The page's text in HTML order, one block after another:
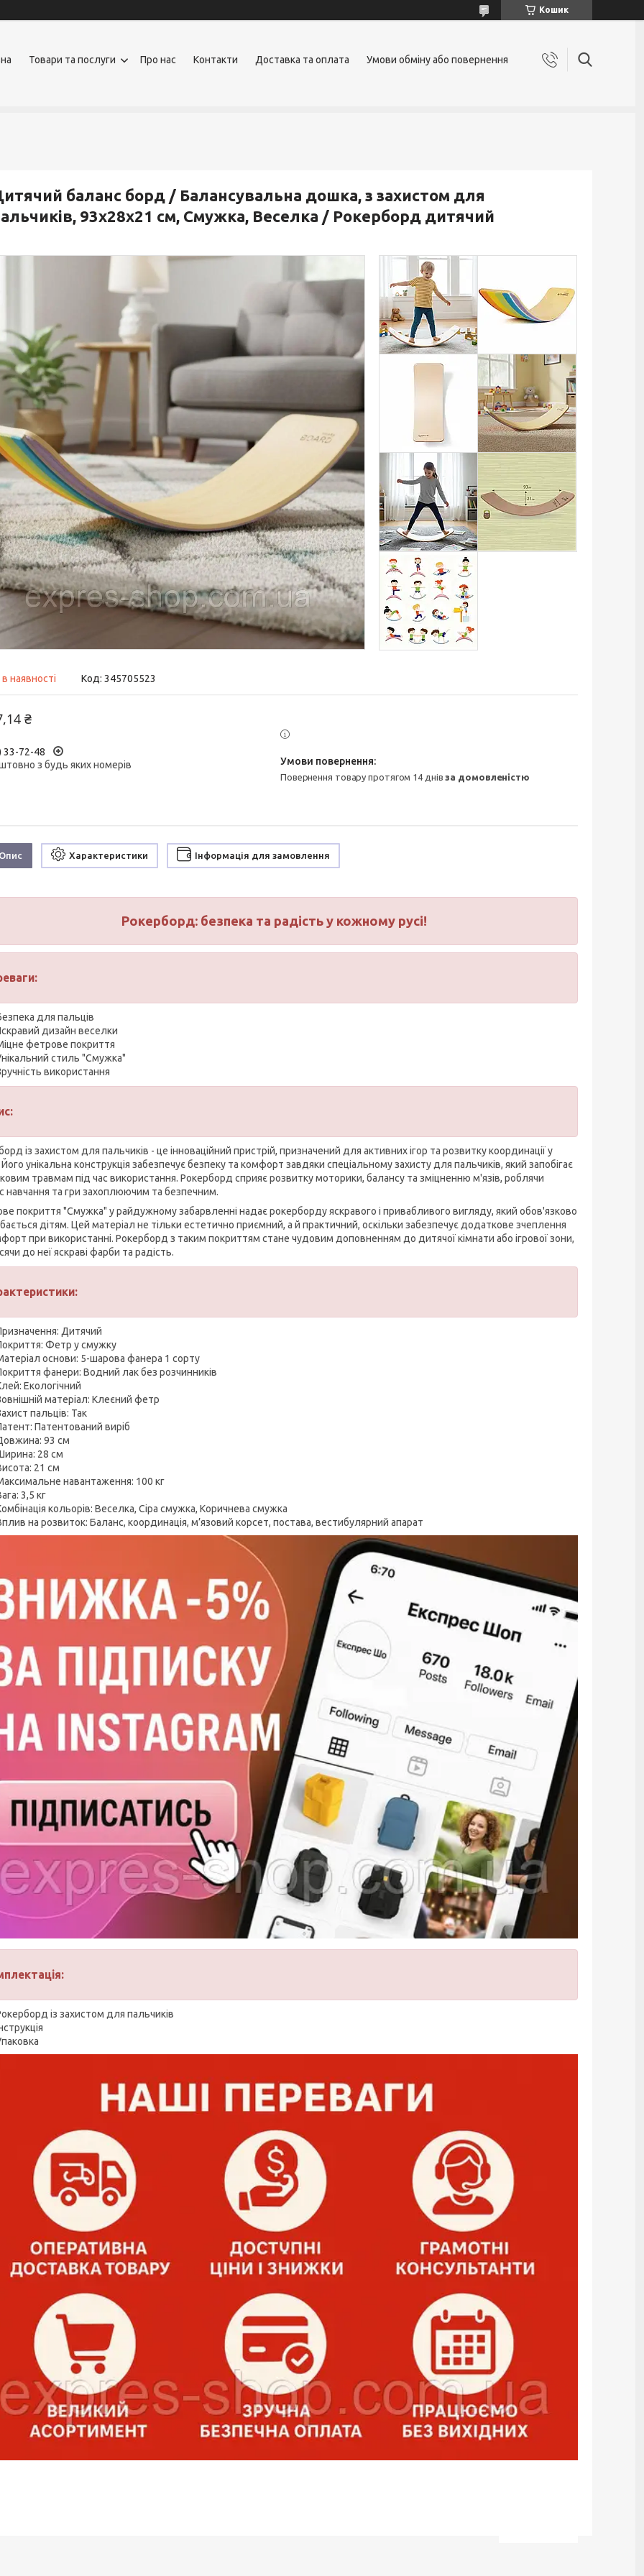
Кошик
Товари та послуги Про нас Контакти Доставка та оплата Умови обміну або повернення
баланс борд / Балансувальна дошка, з захистом для
93х28х21 см, Смужка, Веселка / Рокерборд дитячий
наявності Код: 345705523
₴
33-72-48
з будь яких номерів
повернення товару протягом 14 днівза домовленістю
Характеристики Інформація для замовлення
Рокерборд: безпека та радість у кожному русі!
для пальців
дизайн веселки
фетрове покриття
стиль "Смужка"
використання
із захистом для пальчиків - це інноваційний пристрій, призначений для активних ігор та розвитку координації у
унікальна конструкція забезпечує безпеку та комфорт завдяки спеціальному захисту для пальчиків, який запобігає
травмам під час використання. Рокерборд сприяє розвитку моторики, балансу та зміцненню м'язів, роблячи
навчання та гри захоплюючим та безпечним.
покриття "Смужка" у райдужному забарвленні надає рокерборду яскравого і привабливого вигляду, який обов'язково
дітям. Цей матеріал не тільки естетично приємний, а й практичний, оскільки забезпечує додаткове зчеплення
при використанні. Рокерборд з таким покриттям стане чудовим доповненням до дитячої кімнати або ігрової зони,
до неї яскраві фарби та радість.
Дитячий
Фетр у смужку
основи: 5-шарова фанера 1 сорту
фанери: Водний лак без розчинників
Екологічний
матеріал: Клеєний фетр
пальців: Так
Патентований виріб
93 см
28 см
21 см
навантаження: 100 кг
3,5 кг
кольорів: Веселка, Сіра смужка, Коричнева смужка
на розвиток: Баланс, координація, м’язовий корсет, постава, вестибулярний апарат
із захистом для пальчиків